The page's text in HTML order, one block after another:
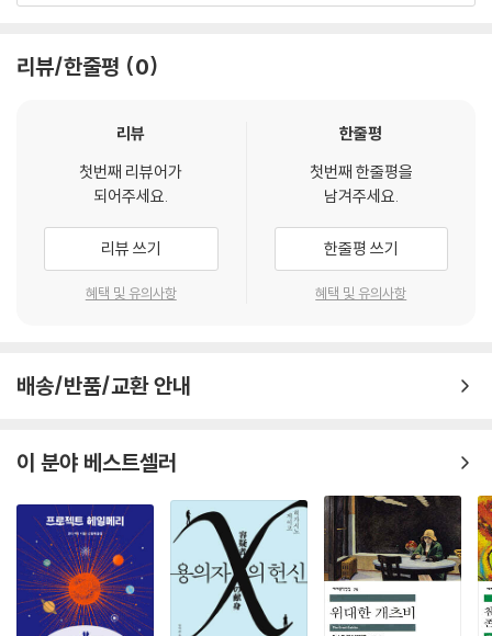
복적으로 빗어 내려앉게 한 빳빳한 검은 머리와 뾰족한 코, 튼튼하고 고른
티전스는 그것이 그의 동공 색과 잘 어울린다고 생각했다.
--- 본문 중에서
드가 웰링턴 하우스(Wellington House)에서 1차 세계 대전 당시 복무한
이를 하나의 게임처럼 수행하는 일그러진 인간 군상들의 모습을 적나라하
또한 이 소설의 중심에는 시대의 변화가 불러오는 가치의 문제가 자리 잡
고 있다. 영국의 빅토리아 시대와 그 이후에 도래한 에드워드(Edward) 왕
조 시대에 영국 사회의 변화와 그 변화의 물결 속에 영국인의 가치관이 어
떻게 변화하였는지 이 작품은 잘 보여주고 있다. 이를 위해 이 소설은 “마
지막 토리주의자”(Tory)를 자처하는 크리스토퍼 티전스(Christopher
중점적으로 파헤친다. 포드는 이들을 통해 정말로 중요한 인간의 가치는
성 우월주의를 거부하는 워놉과의 관계 속에서 보여주고자 하였다. - 서문
리뷰/한줄평 0
리뷰
첫번째 리뷰어가
되어주세요.
리뷰 쓰기
혜택 및 유의사항
한줄평
첫번째 한줄평을
남겨주세요.
한줄평 쓰기
혜택 및 유의사항
배송/반품/교환 안내
이 분야 베스트셀러